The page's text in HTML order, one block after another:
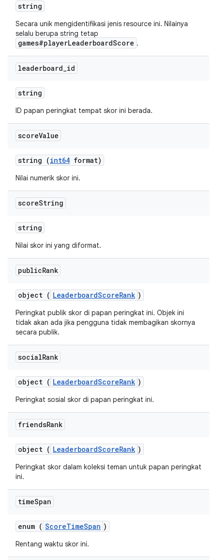
string
Secara unik mengidentifikasi jenis resource ini. Nilainya
selalu berupa string tetap
games#playerLeaderboardScore .
leaderboard_id
string
ID papan peringkat tempat skor ini berada.
scoreValue
string (int64 format)
Nilai numerik skor ini.
scoreString
string
Nilai skor ini yang diformat.
publicRank
object ( LeaderboardScoreRank )
Peringkat publik skor di papan peringkat ini. Objek ini
tidak akan ada jika pengguna tidak membagikan skornya
secara publik.
socialRank
object ( LeaderboardScoreRank )
Peringkat sosial skor di papan peringkat ini.
friendsRank
object ( LeaderboardScoreRank )
Peringkat skor dalam koleksi teman untuk papan peringkat
ini.
timeSpan
enum ( ScoreTimeSpan )
Rentang waktu skor ini.